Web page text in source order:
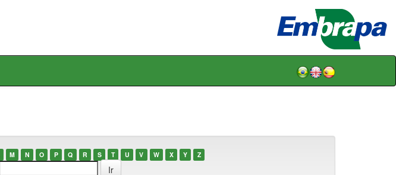
M N O P Q R S T U V W X Y Z